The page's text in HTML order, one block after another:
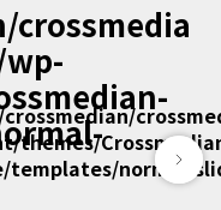
ー」
crossmedia
themes/
templates/normal-